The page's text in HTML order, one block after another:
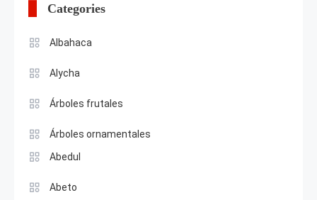
Categories
Albahaca
Alycha
Árboles frutales
Árboles ornamentales
Abedul
Abeto